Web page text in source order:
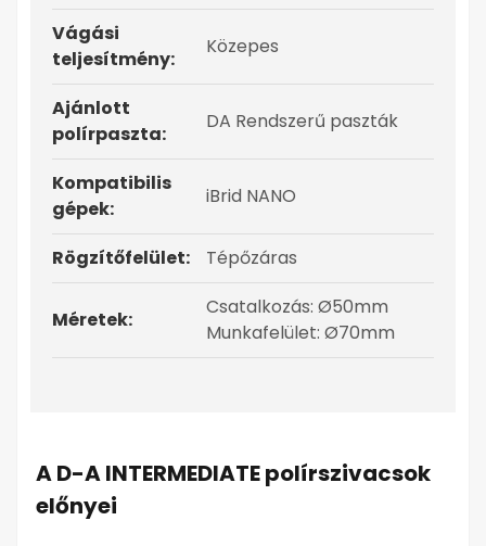
Vágási
teljesítmény:
Közepes
Ajánlott
polírpaszta:
DA Rendszerű paszták
Kompatibilis
gépek:
iBrid NANO
Rögzítőfelület: Tépőzáras
Méretek:
Csatalkozás: Ø50mm
Munkafelület: Ø70mm
A D-A INTERMEDIATE polírszivacsok
előnyei